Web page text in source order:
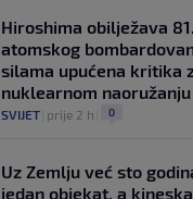
Hiroshima obilježava
atomskog
silama upućena kritika
nuklearnom naoružanju
SVIJET prije 2 h 0
Uz Zemlju već sto
jedan objekat, a